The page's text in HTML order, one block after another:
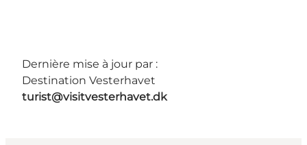
Dernière mise à jour par :
Destination Vesterhavet
turist@visitvesterhavet.dk